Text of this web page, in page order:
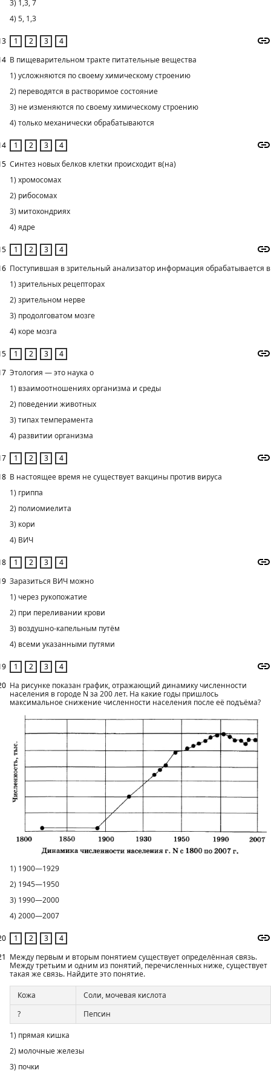
3) 1,3, 7
4) 5, 1,3
В пищеварительном тракте питательные вещества
1) усложняются по своему химическому строению
2) переводятся в растворимое состояние
3) не изменяются по своему химическому строению
4) только механически обрабатываются
Синтез новых белков клетки происходит в(на)
1) хромосомах
2) рибосомах
3) митохондриях
4) ядре
Поступившая в зрительный анализатор информация обрабатывается в
1) зрительных рецепторах
2) зрительном нерве
3) продолговатом мозге
4) коре мозга
Этология — это наука о
1) взаимоотношениях организма и среды
2) поведении животных
3) типах темперамента
4) развитии организма
В настоящее время не существует вакцины против вируса
1) гриппа
2) полиомиелита
3) кори
4) ВИЧ
Заразиться ВИЧ можно
1) через рукопожатие
2) при переливании крови
3) воздушно-капельным путём
4) всеми указанными путями
На рисунке показан график, отражающий динамику численности
населения в городе N за 200 лет. На какие годы пришлось
максимальное снижение численности населения после её подъёма?
1) 1900—1929
2) 1945—1950
3) 1990—2000
4) 2000—2007
Между первым и вторым понятием существует определённая связь.
Между третьим и одним из понятий, перечисленных ниже, существует
такая же связь. Найдите это понятие.
Кожа
Соли, мочевая кислота
?
Пепсин
1) прямая кишка
2) молочные железы
3) почки